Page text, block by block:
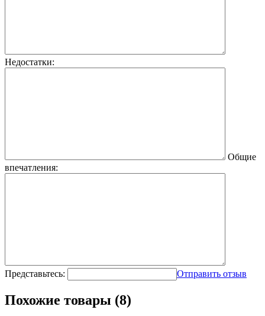
Недостатки:
Общие
впечатления:
Представьтесь: Отправить отзыв
Похожие товары (8)